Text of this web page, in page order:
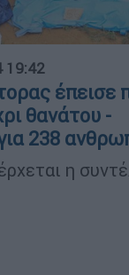
19:42
έπεισε
θανάτου -
238
η